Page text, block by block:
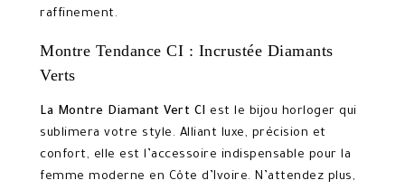
raffinement.
Montre Tendance CI : Incrustée Diamants
Verts
La Montre Diamant Vert CI est le bijou horloger qui
sublimera votre style. Alliant luxe, précision et
confort, elle est l’accessoire indispensable pour la
femme moderne en Côte d’Ivoire. N’attendez plus,